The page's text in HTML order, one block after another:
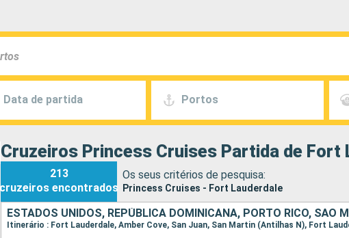
Data de partida Portos
Cruzeiros Princess Cruises Partida de Fort
213
cruzeiros encontrados
Os seus critérios de pesquisa:
Princess Cruises - Fort Lauderdale
ESTADOS UNIDOS, REPÚBLICA DOMINICANA, PORTO RICO, SÃO
Itinerário : Fort Lauderdale, Amber Cove, San Juan, San Martin (Antilhas N), Fort